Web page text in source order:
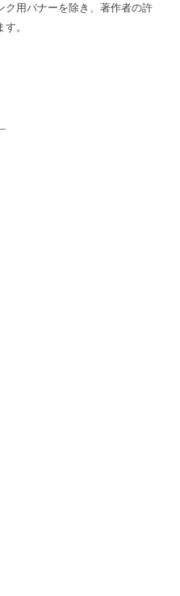
ク用バナーを除き、著作者の許
。